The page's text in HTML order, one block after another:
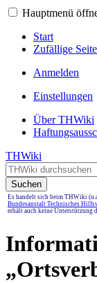
Hauptmenü
Start
Zufällige Seite
Anmelden
Einstellungen
Über THWiki
THWiki
Suchen
Es handelt sich beim THWiki
Bundesanstalt Technisches
erhält auch keine Unterstützung